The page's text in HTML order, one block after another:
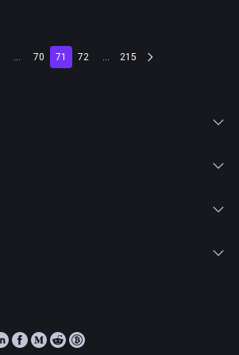
... 70 71 72 ... 215